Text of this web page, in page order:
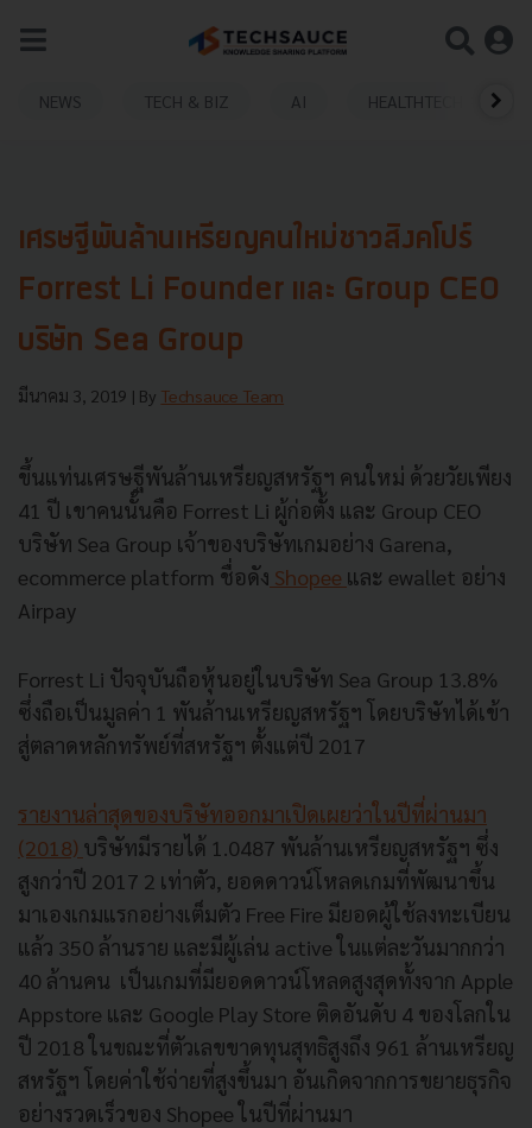
NEWS TECH & BIZ AI HEALTHTECH
เศรษฐีพันล้านเหรียญคนใหม่ชาวสิงคโปร์
Forrest Li Founder และ Group CEO
บริษัท Sea Group
มีนาคม 3, 2019 | By Techsauce Team
ขึ้นแท่นเศรษฐีพันล้านเหรียญสหรัฐฯ คนใหม่ ด้วยวัยเพียง
41 ปี เขาคนนั้นคือ Forrest Li ผู้ก่อตั้ง และ Group CEO
บริษัท Sea Group เจ้าของบริษัทเกมอย่าง Garena,
ecommerce platform ชื่อดัง Shopee และ ewallet อย่าง
Airpay
Forrest Li ปัจจุบันถือหุ้นอยู่ในบริษัท Sea Group 13.8%
ซึ่งถือเป็นมูลค่า 1 พันล้านเหรียญสหรัฐฯ โดยบริษัทได้เข้า
สู่ตลาดหลักทรัพย์ที่สหรัฐฯ ตั้งแต่ปี 2017
รายงานล่าสุดของบริษัทออกมาเปิดเผยว่าในปีที่ผ่านมา
(2018) บริษัทมีรายได้ 1.0487 พันล้านเหรียญสหรัฐฯ ซึ่ง
สูงกว่าปี 2017 2 เท่าตัว, ยอดดาวน์โหลดเกมที่พัฒนาขึ้น
มาเองเกมแรกอย่างเต็มตัว Free Fire มียอดผู้ใช้ลงทะเบียน
แล้ว 350 ล้านราย และมีผู้เล่น activeในแต่ละวันมากกว่า
40 ล้านคน เป็นเกมที่มียอดดาวน์โหลดสูงสุดทั้งจาก Apple
Appstore และ Google Play Store ติดอันดับ 4 ของโลกใน
ปี 2018ในขณะที่ตัวเลขขาดทุนสุทธิสูงถึง 961 ล้านเหรียญ
สหรัฐฯ โดยค่าใช้จ่ายที่สูงขึ้นมา อันเกิดจากการขยายธุรกิจ
อย่างรวดเร็วของ Shopeeในปีที่ผ่านมา